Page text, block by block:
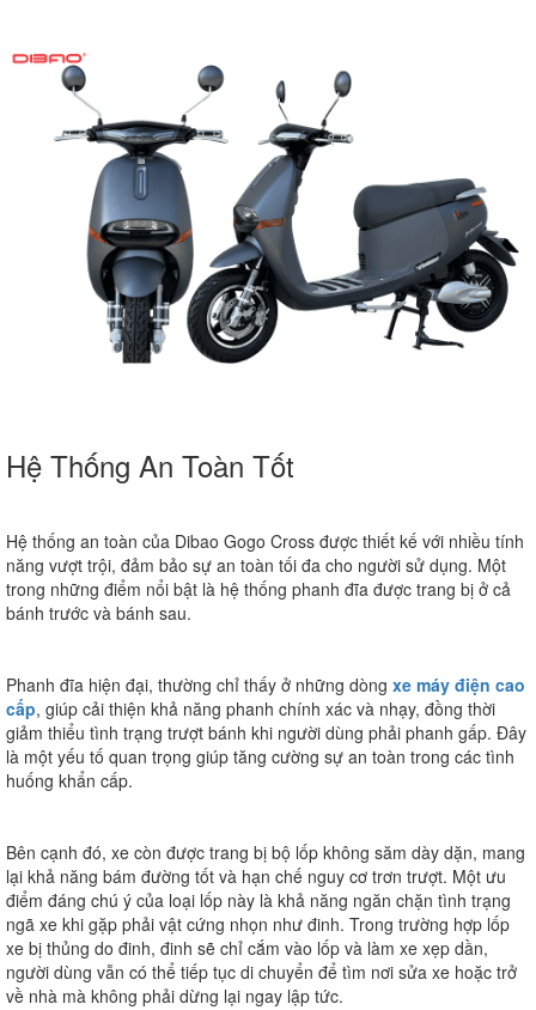
Hệ Thống An Toàn Tốt
Hệ thống an toàn của Dibao Gogo Cross được thiết kế với nhiều tính
năng vượt trội, đảm bảo sự an toàn tối đa cho người sử dụng. Một
trong những điểm nổi bật là hệ thống phanh đĩa được trang bị ở cả
bánh trước và bánh sau.
Phanh đĩa hiện đại, thường chỉ thấy ở những dòng xe máy điện cao
cấp, giúp cải thiện khả năng phanh chính xác và nhạy, đồng thời
giảm thiểu tình trạng trượt bánh khi người dùng phải phanh gấp. Đây
là một yếu tố quan trọng giúp tăng cường sự an toàn trong các tình
huống khẩn cấp.
Bên cạnh đó, xe còn được trang bị bộ lốp không săm dày dặn, mang
lại khả năng bám đường tốt và hạn chế nguy cơ trơn trượt. Một ưu
điểm đáng chú ý của loại lốp này là khả năng ngăn chặn tình trạng
ngã xe khi gặp phải vật cứng nhọn như đinh. Trong trường hợp lốp
xe bị thủng do đinh, đinh sẽ chỉ cắm vào lốp và làm xe xẹp dần,
người dùng vẫn có thể tiếp tục di chuyển để tìm nơi sửa xe hoặc trở
về nhà mà không phải dừng lại ngay lập tức.